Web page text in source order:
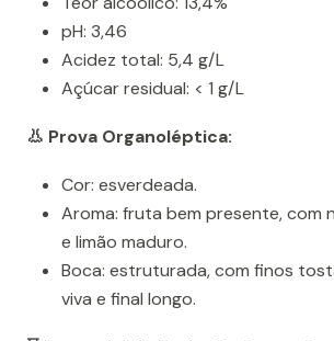
pH: 3,46
Acidez total: 5,4 g/L
Açúcar residual: < 1 g/L
👃 Prova Organoléptica:
Cor: esverdeada.
Aroma: fruta bem presente, com
e limão maduro.
Boca: estruturada, com finos
viva e final longo.